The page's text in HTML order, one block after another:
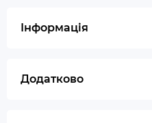
Інформація
Додатково